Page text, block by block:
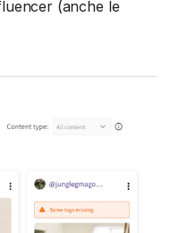
(anche le